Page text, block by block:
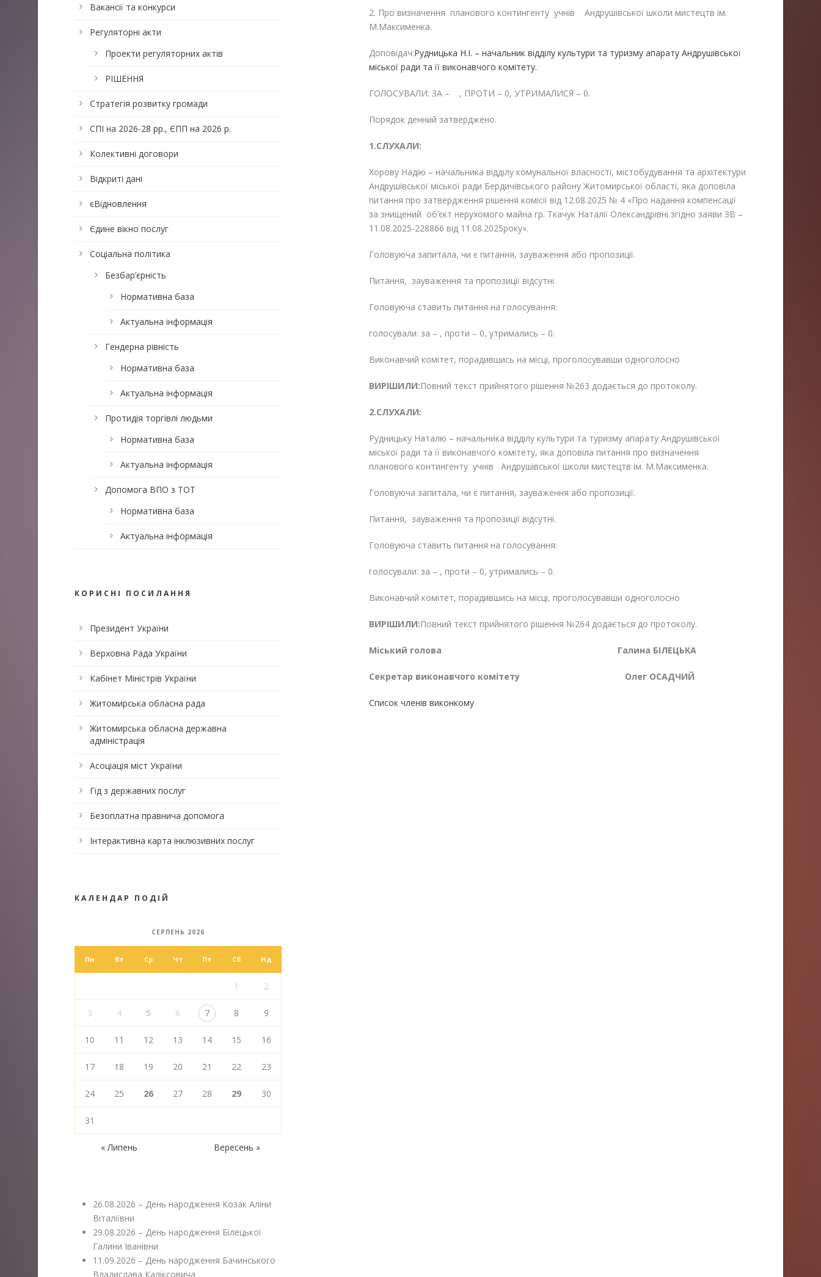
2. Про визначення планового контингенту учнів Андрушівської школи мистецтв ім.
М.Максименка.
Доповідач:Рудницька Н.І. – начальник відділу культури та туризму апарату Андрушівської
міської ради та її виконавчого комітету.
ГОЛОСУВАЛИ: ЗА – , ПРОТИ – 0, УТРИМАЛИСЯ – 0.
Порядок денний затверджено.
1.СЛУХАЛИ:
Хорову Надію – начальника відділу комунальної власності, містобудування та архітектури
Андрушівської міської ради Бердичівського району Житомирської області, яка доповіла
питання про затвердження рішення комісії від 12.08.2025 № 4 «Про надання компенсації
за знищений об’єкт нерухомого майна гр. Ткачук Наталії Олександрівні згідно заяви ЗВ –
11.08.2025-228866 від 11.08.2025року».
Головуюча запитала, чи є питання, зауваження або пропозиції.
Питання, зауваження та пропозиції відсутні.
Головуюча ставить питання на голосування:
голосували: за – , проти – 0, утримались – 0.
Виконавчий комітет, порадившись на місці, проголосувавши одноголосно
ВИРІШИЛИ:Повний текст прийнятого рішення №263 додається до протоколу.
2.СЛУХАЛИ:
Рудницьку Наталю – начальника відділу культури та туризму апарату Андрушівської
міської ради та її виконавчого комітету, яка доповіла питання про визначення
планового контингенту учнів Андрушівської школи мистецтв ім. М.Максименка.
Головуюча запитала, чи є питання, зауваження або пропозиції.
Питання, зауваження та пропозиції відсутні.
Головуюча ставить питання на голосування:
голосували: за – , проти – 0, утримались – 0.
Виконавчий комітет, порадившись на місці, проголосувавши одноголосно
ВИРІШИЛИ:Повний текст прийнятого рішення №264 додається до протоколу.
Міський голова Галина БІЛЕЦЬКА
Секретар виконавчого комітету Олег ОСАДЧИЙ
Список членів виконкому
Вакансії та конкурси
Регуляторні акти
Проекти регуляторних актів
РІШЕННЯ
Стратегія розвитку громади
СПІ на 2026-28 рр., ЄПП на 2026 р.
Колективні договори
Відкриті дані
єВідновлення
Єдине вікно послуг
Соціальна політика
Безбар’єрність
Нормативна база
Актуальна інформація
Гендерна рівність
Нормативна база
Актуальна інформація
Протидія торгівлі людьми
Нормативна база
Актуальна інформація
Допомога ВПО з ТОТ
Нормативна база
Актуальна інформація
КОРИСНІ ПОСИЛАННЯ
Президент України
Верховна Рада України
Кабінет Міністрів України
Житомирська обласна рада
Житомирська обласна державна
адміністрація
Асоціація міст України
Гід з державних послуг
Безоплатна правнича допомога
Інтерактивна карта інклюзивних послуг
КАЛЕНДАР ПОДІЙ
СЕРПЕНЬ 2026
Пн Вт Ср Чт Пт Сб Нд
1 2
3 4 5 6 7 8 9
10 11 12 13 14 15 16
17 18 19 20 21 22 23
24 25 26 27 28 29 30
31
« Липень Вересень »
26.08.2026 – День народження Козак Аліни
Віталіївни
29.08.2026 – День народження Білецької
Галини Іванівни
11.09.2026 – День народження Бачинського
Владислава Каліксовича